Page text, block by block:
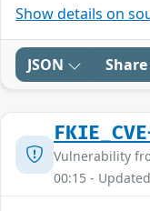
Show details on
JSON Share
Vulnerability
00:15 -